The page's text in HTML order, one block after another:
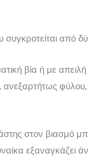
από
βία ή με
στον βιασμό